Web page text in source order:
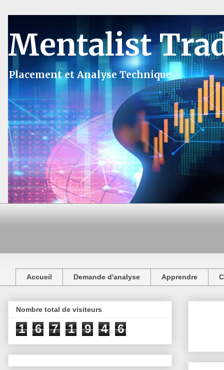
Mentalist
Placement et Analyse Technique
Accueil Demande d'analyse Apprendre
Nombre total de visiteurs
1 6 7 1 9 4 6